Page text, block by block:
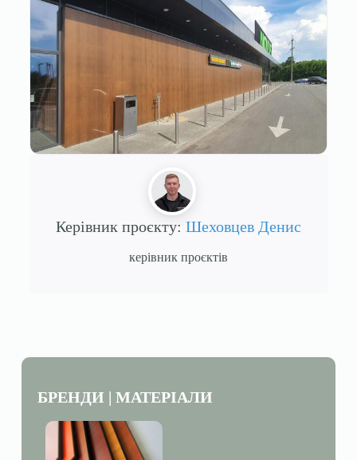
Керівник проєкту: Шеховцев Денис
керівник проєктів
БРЕНДИ | МАТЕРІАЛИ